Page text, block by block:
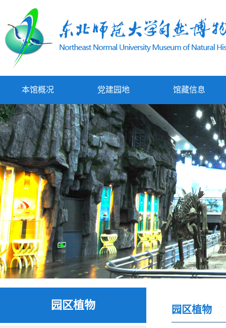
本馆概况 党建园地 馆藏信息
园区植物 园区植物